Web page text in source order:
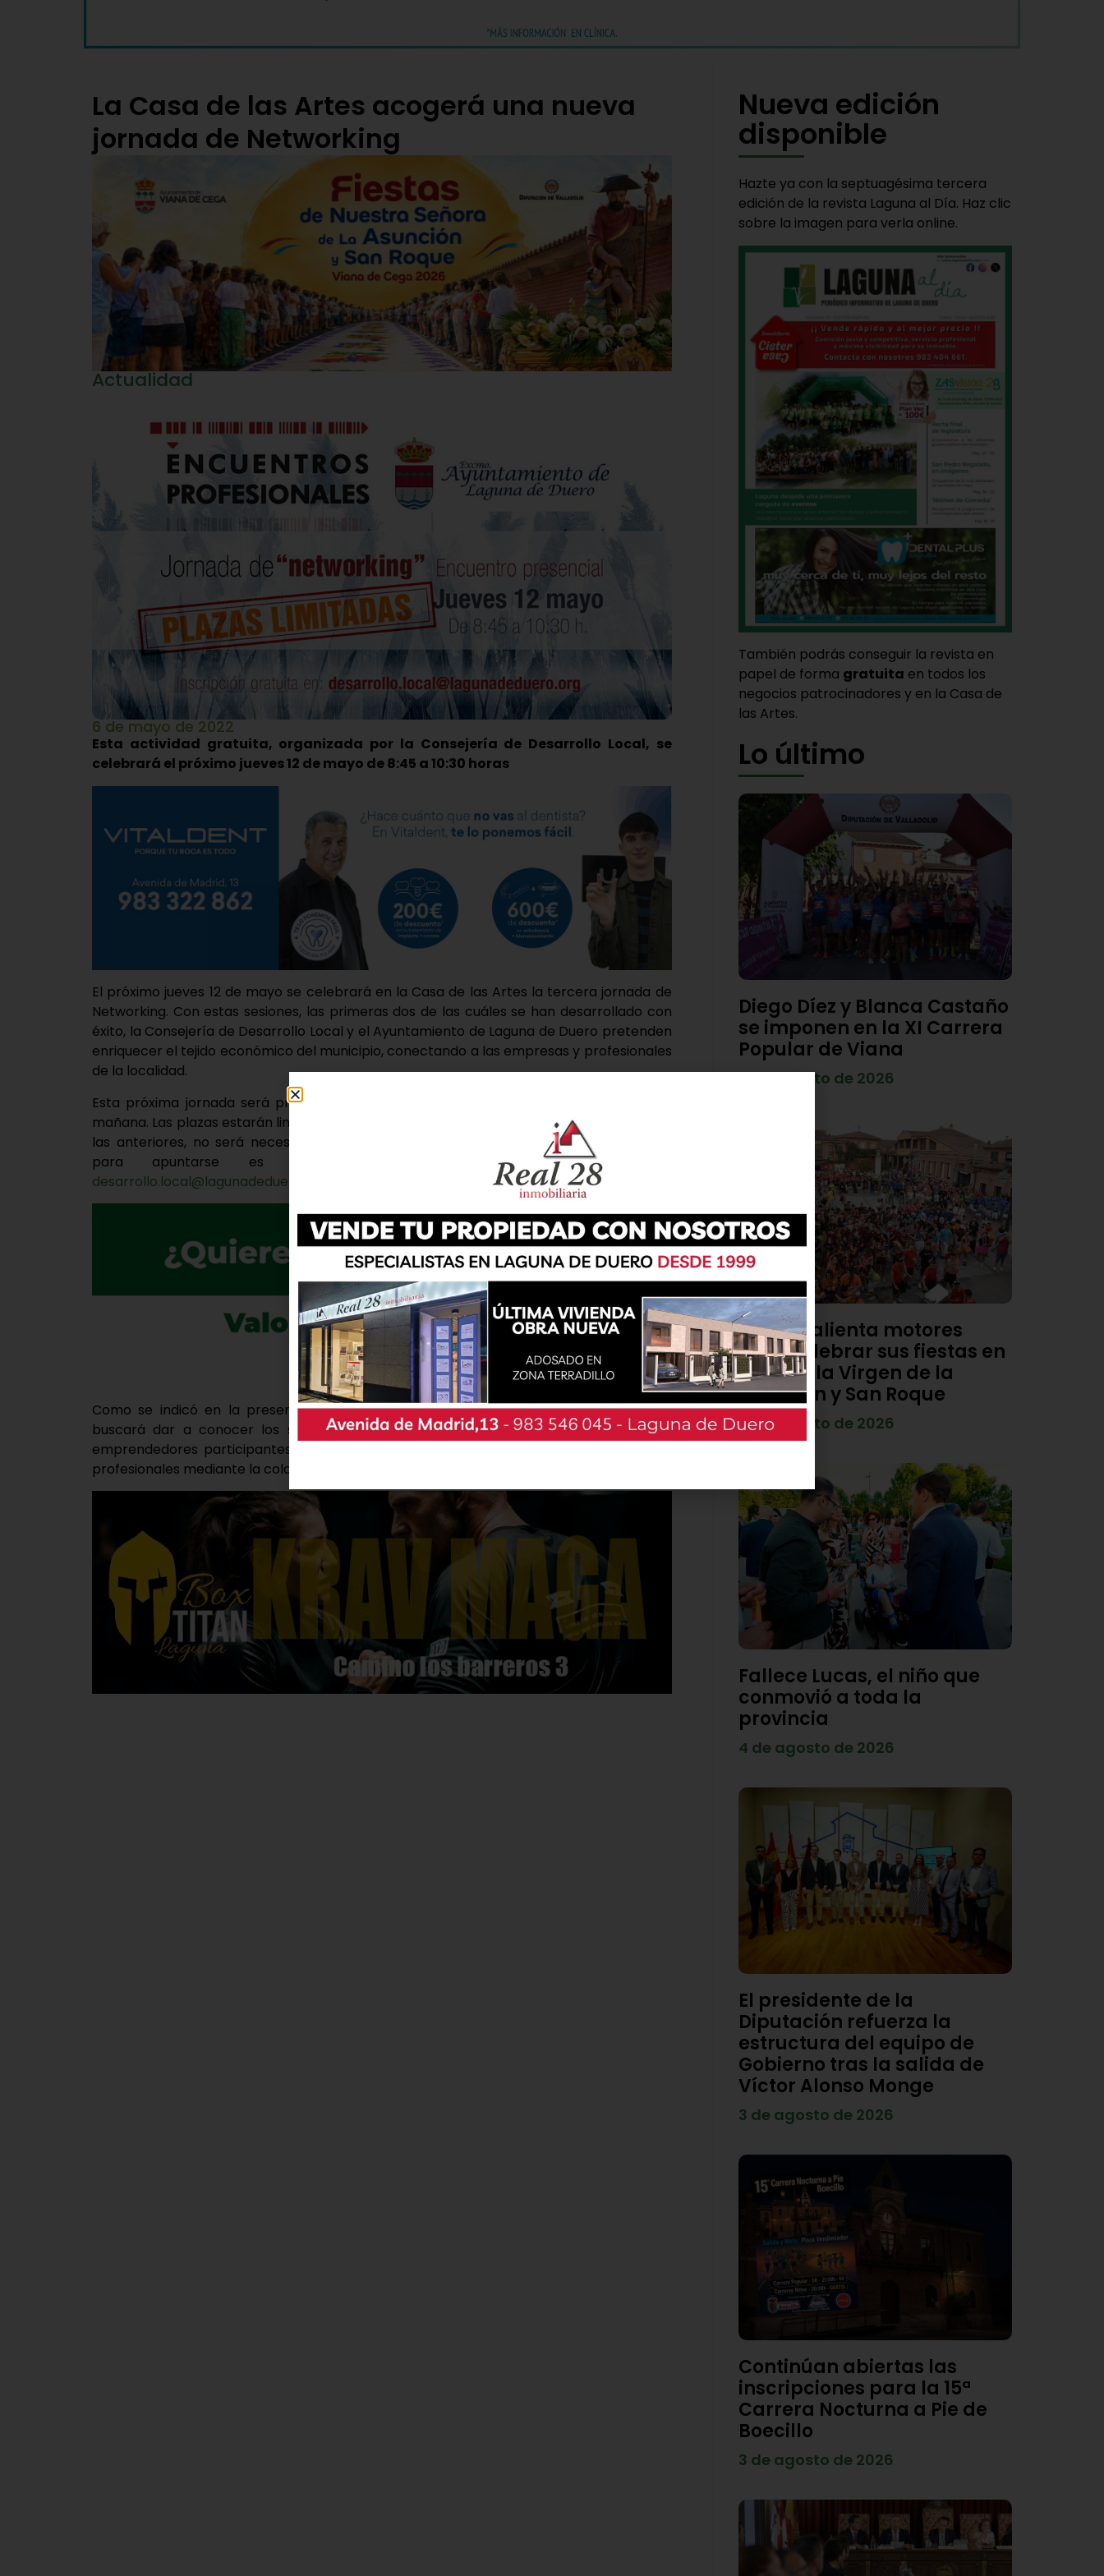
La Casa de las Artes acogerá una nueva
jornada de Networking
Actualidad
6 de mayo de 2022
Esta actividad gratuita, organizada por la Consejería de Desarrollo Local, se
celebrará el próximo jueves 12 de mayo de 8:45 a 10:30 horas
El próximo jueves 12 de mayo se celebrará en la Casa de las Artes la tercera jornada de
Networking. Con estas sesiones, las primeras dos de las cuáles se han desarrollado con
éxito, la Consejería de Desarrollo Local y el Ayuntamiento de Laguna de Duero pretenden
enriquecer el tejido económico del municipio, conectando a las empresas y profesionales
de la localidad.
Esta próxima jornada será presencial y tendrá un horario de 8:45 a 10:30 horas de la
mañana. Las plazas estarán limitadas, se adjudicarán por orden de inscripción y, como en
las anteriores, no será necesario estar empadronado en Laguna. El correo habilitado
para apuntarse es el mismo que en las otras sesiones,
desarrollo.local@lagunadeduero.org
Como se indicó en la presentación de esta iniciativa, a través de estas jornadas se
buscará dar a conocer los servicios y productos de los empresarios, autónomos y
emprendedores participantes. Además de impulsar la creación de sinergias con otros
profesionales mediante la colaboración y el intercambio de ideas.
Nueva edición
disponible
Hazte ya con la septuagésima tercera
edición de la revista Laguna al Día. Haz clic
sobre la imagen para verla online.
También podrás conseguir la revista en
papel de forma gratuita en todos los
negocios patrocinadores y en la Casa de
las Artes.
Lo último
Diego Díez y Blanca Castaño
se imponen en la XI Carrera
Popular de Viana
4 de agosto de 2026
Viana calienta motores
para celebrar sus fiestas en
honor a la Virgen de la
Asunción y San Roque
4 de agosto de 2026
Fallece Lucas, el niño que
conmovió a toda la
provincia
4 de agosto de 2026
El presidente de la
Diputación refuerza la
estructura del equipo de
Gobierno tras la salida de
Víctor Alonso Monge
3 de agosto de 2026
Continúan abiertas las
inscripciones para la 15ª
Carrera Nocturna a Pie de
Boecillo
3 de agosto de 2026